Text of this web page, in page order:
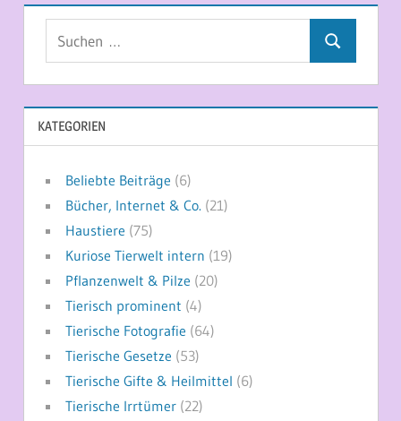
Suchen
KATEGORIEN
Beliebte Beiträge (6)
Bücher, Internet & Co. (21)
Haustiere (75)
Kuriose Tierwelt intern (19)
Pflanzenwelt & Pilze (20)
Tierisch prominent (4)
Tierische Fotografie (64)
Tierische Gesetze (53)
Tierische Gifte & Heilmittel (6)
Tierische Irrtümer(22)